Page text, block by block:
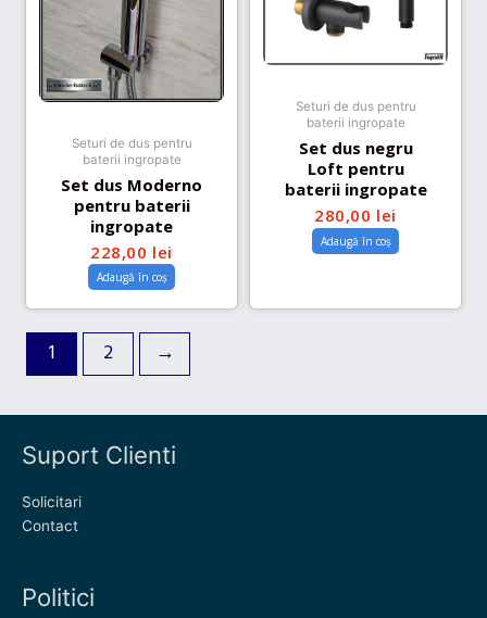
Seturi de dus pentru
baterii ingropate
Set dus Moderno
pentru baterii
ingropate
228,00 lei
Adaugă în coș
Seturi de dus pentru
baterii ingropate
Set dus negru
Loft pentru
baterii ingropate
280,00 lei
Adaugă în coș
1 2 →
Suport Clienti
Solicitari
Contact
Politici